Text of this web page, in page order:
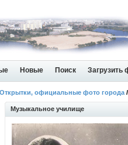
Новые Поиск Загрузить
Открытки, официальные фото города
Музыкальное училище